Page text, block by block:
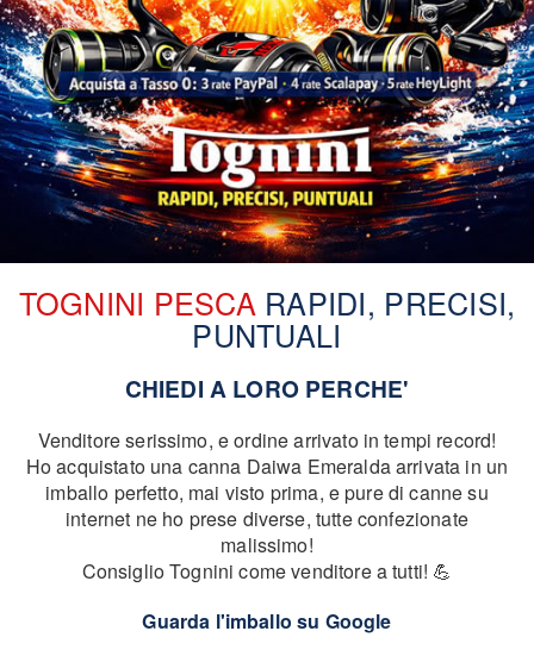
TOGNINI PESCA RAPIDI, PRECISI,
PUNTUALI
CHIEDI A LORO PERCHE'
Venditore serissimo, e ordine arrivato in tempi record!
Ho acquistato una canna Daiwa Emeralda arrivata in un
imballo perfetto, mai visto prima, e pure di canne su
internet ne ho prese diverse, tutte confezionate
malissimo!
Consiglio Tognini come venditore a tutti! 💪
Guarda l'imballo su Google